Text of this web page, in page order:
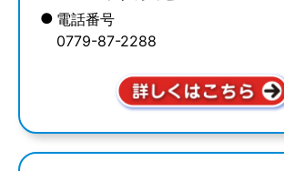
● 電話番号
0779-87-2288